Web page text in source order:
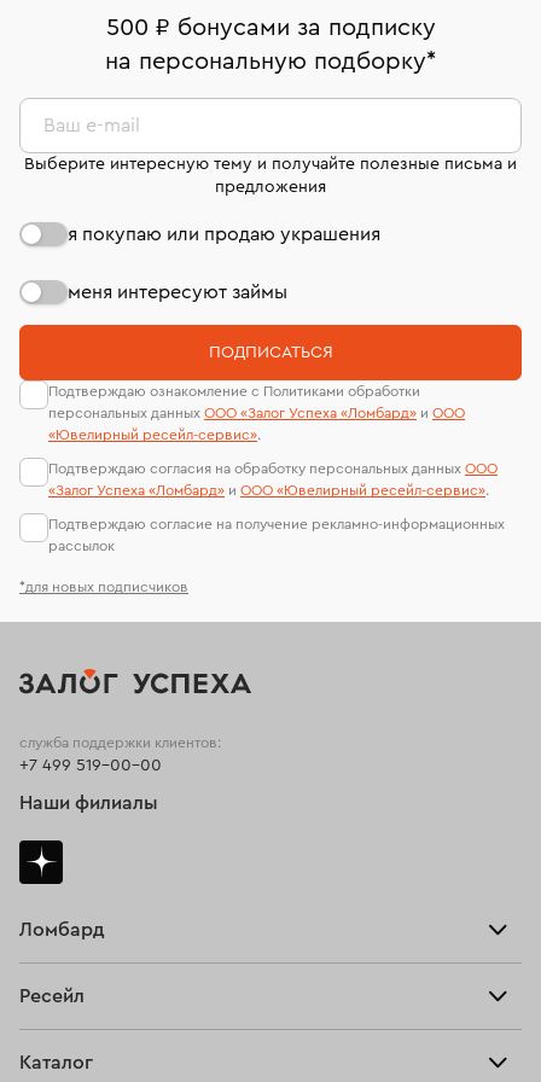
комиссионных украшений и часов смотрите на
странице«Возврат украшений»
Москва, ул. Грузинский Вал, д. 28/45
Срок бронирования украшения при самовывозе из
Оплата наличными или картой
Система быстрых платежей (по QR-коду)
В кредит от Т-Банка (до 50 000 руб., на 3–6 мес.)
номер (УИН)
На особо ценные изделия получены
сертификаты МГУ и других геммологических
лабораторий
500 ₽ бонусами за подписку
на персональную подборку*
*для новых подписчиков
Ваш e-mail
Выберите интересную тему и получайте полезные письма и
предложения
я покупаю или продаю украшения
меня интересуют займы
ПОДПИСАТЬСЯ
Подтверждаю ознакомление с Политиками обработки
персональных данных ООО «Залог Успеха «Ломбард» и ООО
«Ювелирный ресейл-сервиc».
Подтверждаю согласия на обработку персональных данных ООО
«Залог Успеха «Ломбард» и ООО «Ювелирный ресейл-сервиc».
Подтверждаю согласие на получение рекламно-информационных
рассылок
Ломбард
Тарифы
Ресейл
Каталог
служба поддержки клиентов:
+7 499 519-00-00
Наши филиалы